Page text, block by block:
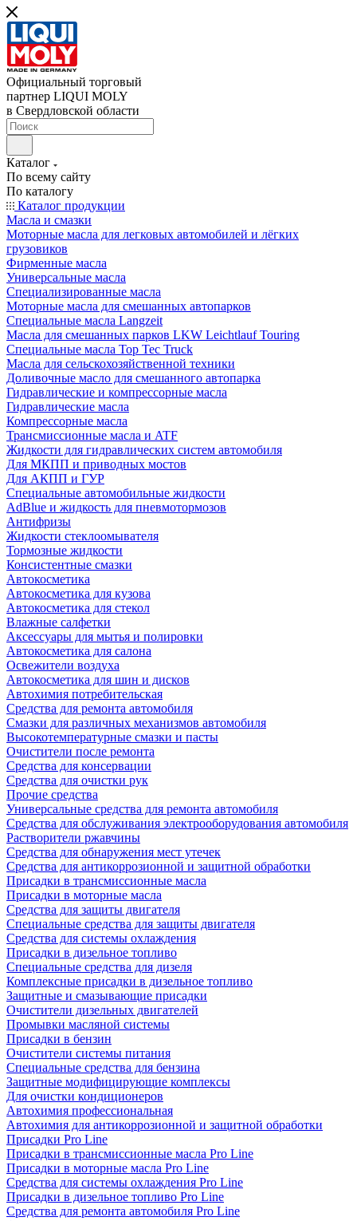
Официальный торговый
партнер LIQUI MOLY
в Свердловской области
Каталог
По всему сайту
По каталогу
Каталог продукции
Масла и смазки
Моторные масла для легковых автомобилей и лёгких
грузовиков
Фирменные масла
Универсальные масла
Специализированные масла
Моторные масла для смешанных автопарков
Специальные масла Langzeit
Масла для смешанных парков LKW Leichtlauf Touring
Специальные масла Top Tec Truck
Масла для сельскохозяйственной техники
Доливочные масло для смешанного автопарка
Гидравлические и компрессорные масла
Гидравлические масла
Компрессорные масла
Трансмиссионные масла и ATF
Жидкости для гидравлических систем автомобиля
Для МКПП и приводных мостов
Для АКПП и ГУР
Специальные автомобильные жидкости
AdBlue и жидкость для пневмотормозов
Антифризы
Жидкости стеклоомывателя
Тормозные жидкости
Консистентные смазки
Автокосметика
Автокосметика для кузова
Автокосметика для стекол
Влажные салфетки
Аксессуары для мытья и полировки
Автокосметика для салона
Освежители воздуха
Автокосметика для шин и дисков
Автохимия потребительская
Средства для ремонта автомобиля
Смазки для различных механизмов автомобиля
Высокотемпературные смазки и пасты
Очистители после ремонта
Средства для консервации
Средства для очистки рук
Прочие средства
Универсальные средства для ремонта автомобиля
Средства для обслуживания электрооборудования автомобиля
Растворители ржавчины
Средства для обнаружения мест утечек
Средства для антикоррозионной и защитной обработки
Присадки в трансмиссионные масла
Присадки в моторные масла
Средства для защиты двигателя
Специальныe средства для защиты двигателя
Средства для системы охлаждения
Присадки в дизельное топливо
Спeциальные средства для дизеля
Комплексные присадки в дизельное топливо
Защитные и смазывающие присадки
Очистители дизельных двигателей
Промывки масляной системы
Присадки в бензин
Очистители системы питания
Специальные срeдства для бензина
Защитные модифицирующие комплексы
Для очистки кондиционеров
Автохимия профессиональная
Автохимия для антикоррозионной и защитной обработки
Присадки Pro Line
Присадки в трансмиссионные масла Pro Line
Присадки в моторные масла Pro Line
Средства для системы охлаждения Pro Line
Присадки в дизельное топливо Pro Line
Средства для ремонта автомобиля Pro Line